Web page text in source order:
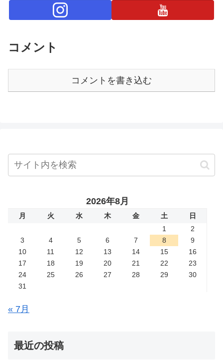
コメント
コメントを書き込む
2026年8月
月 火 水 木 金 土
日
1
2
3
4 5 6 7 8
9
10
11 12 13 14 15
16
17
18 19 20 21 22
23
24
25 26 27 28 29
30
31
« 7月
最近の投稿